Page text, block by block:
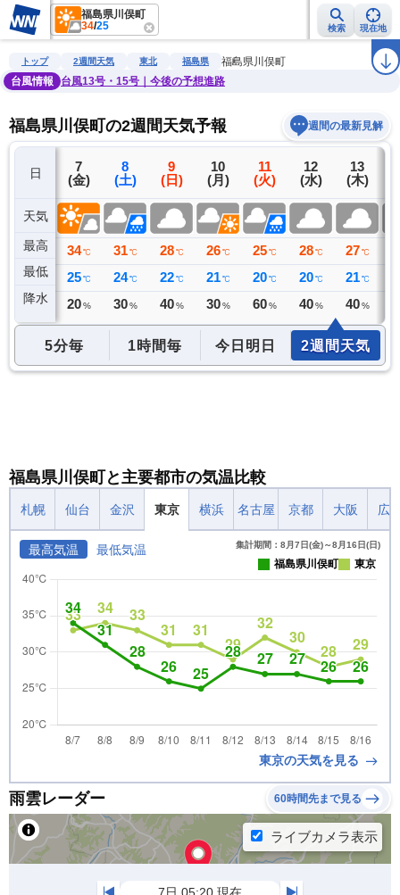
福島県川俣町
34/25 検索 現在地
雨雲レーダー 台風情報 地震情報 警報・注意報 ラ
トップ 2週間天気 東北 福島県
福島県川俣町
台風情報
台風13号・15号｜今後の予想進路
福島県川俣町の2週間天気予報 週間の最新見解
日
天気
最高
最低
降水
6
(木)
33 ℃
20 ℃
0 ミリ
7
(金)
34 ℃
25 ℃
20 %
8
(土)
31 ℃
24 ℃
30 %
9
(日)
28 ℃
22 ℃
40 %
10
(月)
26 ℃
21 ℃
30 %
11
(火)
25 ℃
20 ℃
60 %
12
(水)
28 ℃
20 ℃
40 %
13
(木)
27 ℃
21 ℃
40 %
5分毎 1時間毎 今日明日 2週間天気
福島県川俣町と主要都市の気温比較
札幌 仙台 金沢 東京 横浜 名古屋 京都 大阪 広
最高気温 最低気温 集計期間：8月7日(金)～8月16日(日)
福島県川俣町 東京
東京の天気を見る
雨雲レーダー 60時間先まで見る